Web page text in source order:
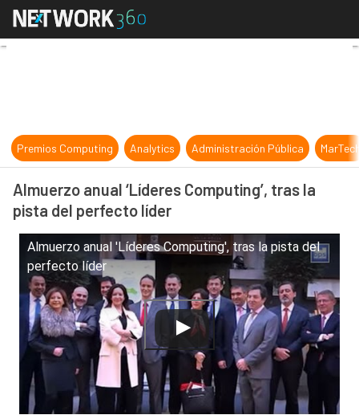
Almuerzo anual ‘Líderes
Premios Computing Analytics Administración Pública
Almuerzo anual ‘Líderes Computing’, tras la
pista del perfecto líder
Almuerzo anual 'Líderes Computing', tras la pista del
perfecto líder